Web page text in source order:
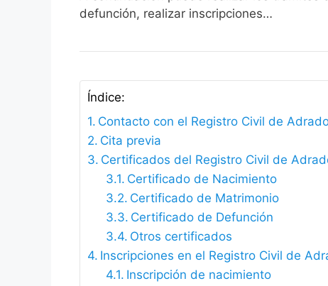
defunción, realizar inscripciones…
Índice:
Contacto con el Registro Civil de
Cita previa
Certificados del Registro Civil de
Certificado de Nacimiento
Certificado de Matrimonio
Certificado de Defunción
Otros certificados
Inscripciones en el Registro Civil de
Inscripción de nacimiento